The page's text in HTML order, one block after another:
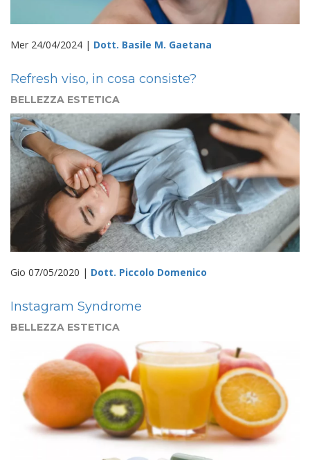
Mer 24/04/2024 | Dott. Basile M. Gaetana
Refresh viso, in cosa consiste?
BELLEZZA ESTETICA
Gio 07/05/2020 | Dott. Piccolo Domenico
Instagram Syndrome
BELLEZZA ESTETICA